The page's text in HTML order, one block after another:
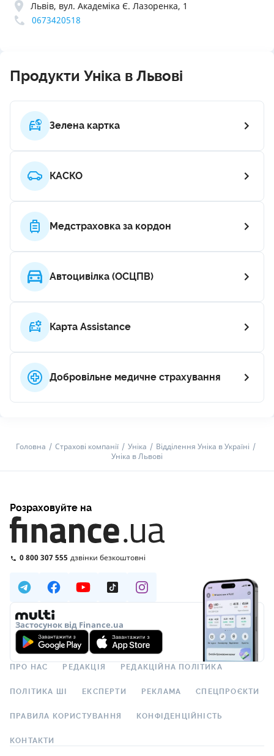
Львів, вул. Академіка Є. Лазоренка, 1
0673420518
Продукти Уніка в Львові
Зелена картка
КАСКО
Медстраховка за кордон
Автоцивілка (ОСЦПВ)
Карта Assistance
Добровільне медичне страхування
Головна Страхові компанії Уніка
Відділення Уніка в Україні
Уніка в Львові
Розраховуйте на
0 800 307 555 дзвінки безкоштовні
Застосунок від Finance.ua
ПРО НАС РЕДАКЦІЯ РЕДАКЦІЙНА ПОЛІТИКА
ПОЛІТИКА ШІ ЕКСПЕРТИ РЕКЛАМА СПЕЦПРОЄКТИ
ПРАВИЛА КОРИСТУВАННЯ КОНФІДЕНЦІЙНІСТЬ
КОНТАКТИ